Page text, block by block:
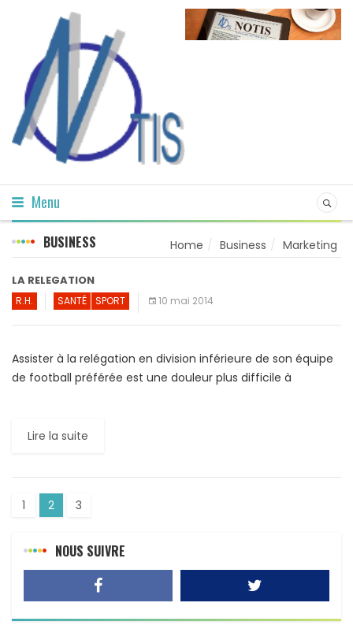
Menu
BUSINESS Home Business Marketing
LA RELEGATION
R.H. SANTÉ SPORT 10 mai 2014
Assister à la relégation en division inférieure de son équipe
de football préférée est une douleur plus difficile à
Lire la suite
1 2 3
NOUS SUIVRE